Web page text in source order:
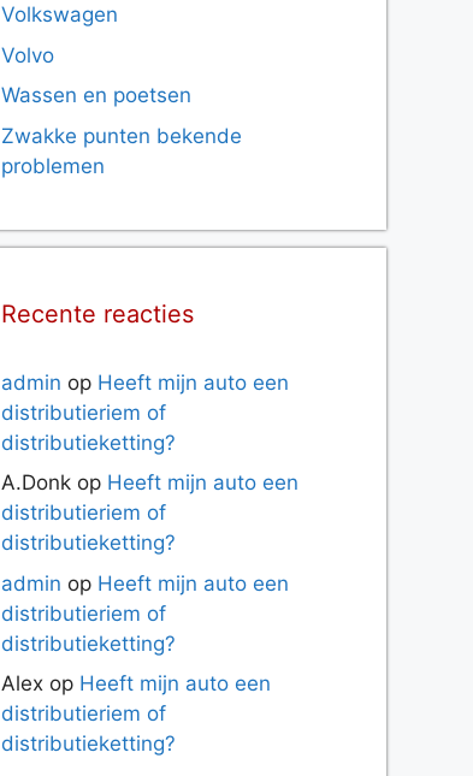
Volkswagen
Volvo
Wassen en poetsen
Zwakke punten bekende
problemen
Recente reacties
admin op Heeft mijn auto een
distributieriem of
distributieketting?
A.Donk op Heeft mijn auto een
distributieriem of
distributieketting?
admin op Heeft mijn auto een
distributieriem of
distributieketting?
Alex op Heeft mijn auto een
distributieriem of
distributieketting?